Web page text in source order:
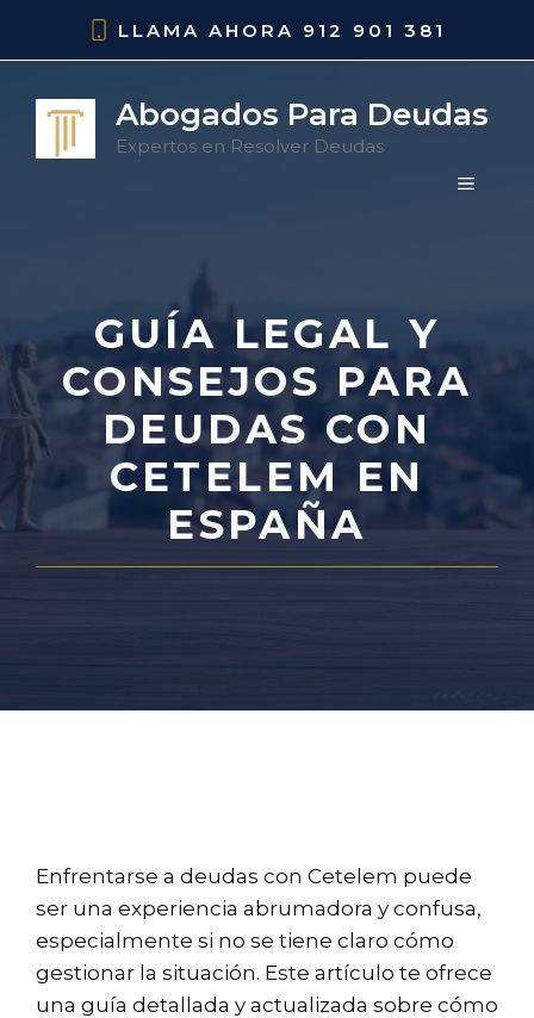
LLAMA AHORA 912 901 381
Abogados Para Deudas
Expertos en Resolver Deudas
MENÚ
GUÍA LEGAL Y
CONSEJOS PARA
DEUDAS CON
CETELEM EN
ESPAÑA
Enfrentarse a deudas con Cetelem puede
ser una experiencia abrumadora y confusa,
especialmente si no se tiene claro cómo
gestionar la situación. Este artículo te ofrece
una guía detallada y actualizada sobre cómo